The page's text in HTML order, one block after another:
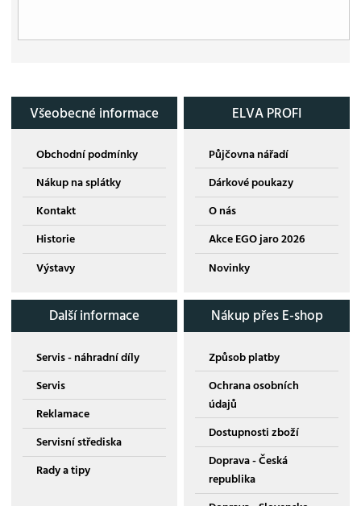
Všeobecné informace
Obchodní podmínky
Nákup na splátky
Kontakt
Historie
Výstavy
ELVA PROFI
Půjčovna nářadí
Dárkové poukazy
O nás
Akce EGO jaro 2026
Novinky
Další informace
Servis - náhradní díly
Servis
Reklamace
Servisní střediska
Rady a tipy
Nákup přes E-shop
Způsob platby
Ochrana osobních
údajů
Dostupnosti zboží
Doprava - Česká
republika